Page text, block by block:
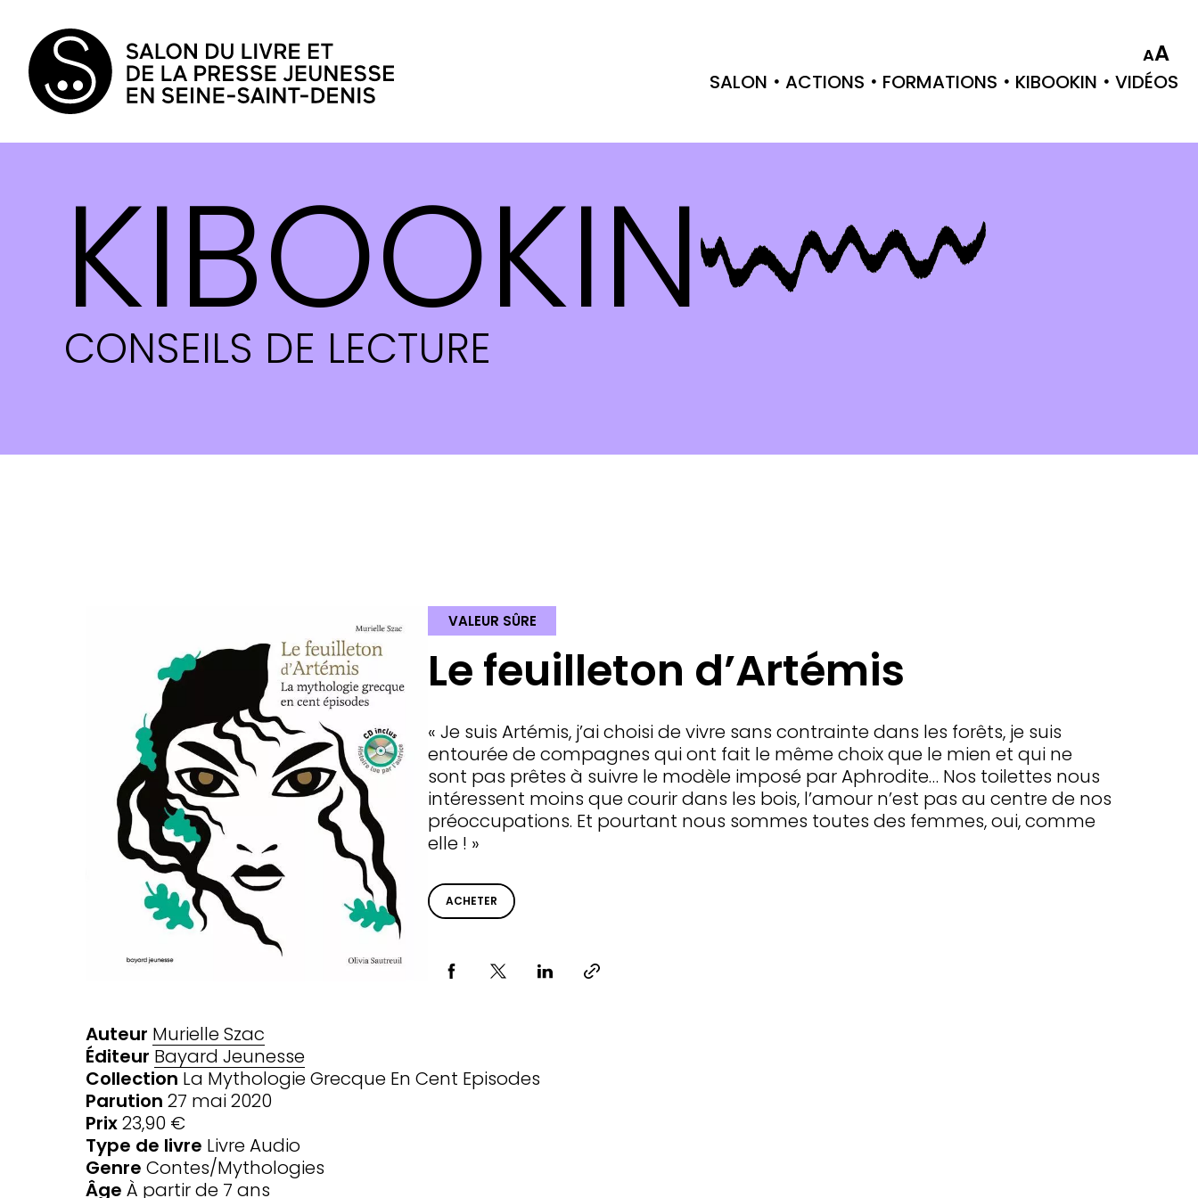
AA
SALON ACTIONS FORMATIONS KIBOOKIN VIDÉOS
KIBOOKIN
CONSEILS DE LECTURE
VALEUR SÛRE
Le feuilleton d’Artémis
« Je suis Artémis, j’ai choisi de vivre sans contrainte dans les forêts, je suis
entourée de compagnes qui ont fait le même choix que le mien et qui ne
sont pas prêtes à suivre le modèle imposé par Aphrodite… Nos toilettes nous
intéressent moins que courir dans les bois, l’amour n’est pas au centre de nos
préoccupations. Et pourtant nous sommes toutes des femmes, oui, comme
elle ! »
ACHETER
Partager via
Auteur Murielle Szac
Éditeur Bayard Jeunesse
Collection La Mythologie Grecque En Cent Episodes
Parution 27 mai 2020
Prix23,90 €
Type de livre Livre Audio
Genre Contes/Mythologies
Âge À partir de 7 ans